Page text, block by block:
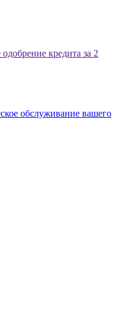
кредита за 2
обслуживание вашего